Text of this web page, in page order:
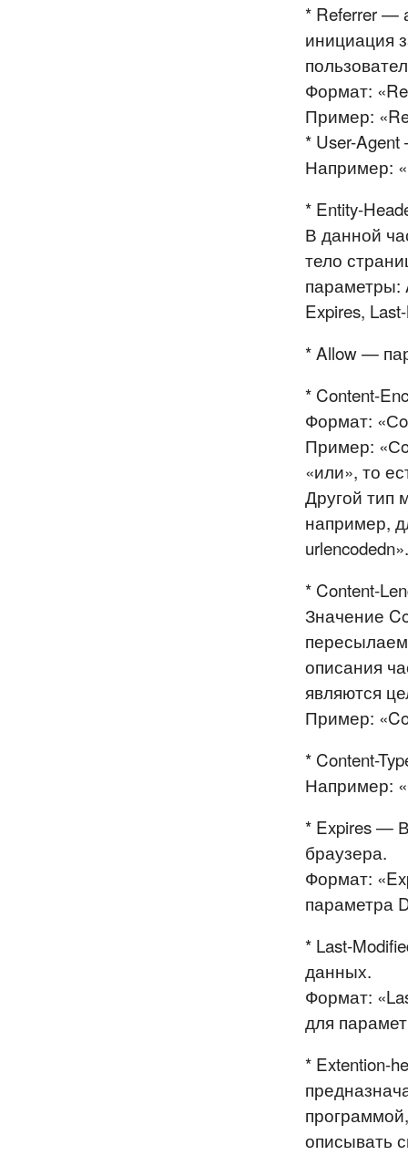
* Referrer —
инициация
Формат:
Пример:
* User-
Например:
* Entity-
В данной
тело
параметры:
Expires,
* Allow —
* Content-
Формат:
Пример:
«или», то
Другой тип
например,
urlencodedn».
* Content-
Значение
описания
являются
Пример:
* Content-
Например:
* Expires —
браузера.
Формат:
параметра
* Last-
данных.
Формат:
для
* Extention-
описывать